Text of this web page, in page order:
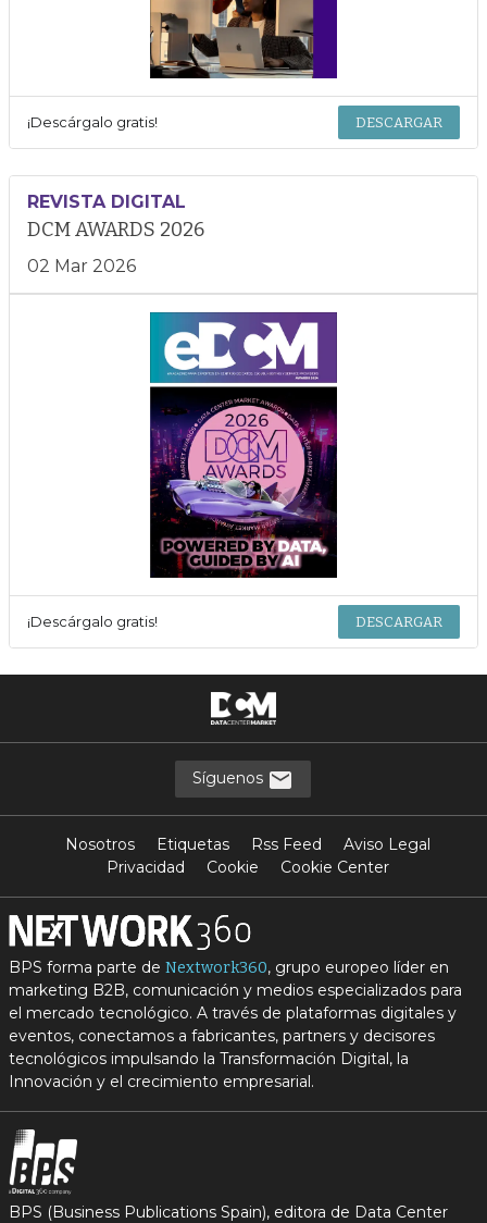
¡Descárgalo gratis! DESCARGAR
REVISTA DIGITAL
DCM AWARDS 2026
02 Mar 2026
¡Descárgalo gratis! DESCARGAR
Síguenos
Nosotros Etiquetas Rss Feed
Aviso Legal
Privacidad
Cookie Cookie Center
BPS forma parte de Nextwork360, grupo europeo líder en
marketing B2B, comunicación y medios especializados para
el mercado tecnológico. A través de plataformas digitales y
eventos, conectamos a fabricantes, partners y decisores
tecnológicos impulsando la Transformación Digital, la
Innovación y el crecimiento empresarial.
BPS (Business Publications Spain), editora de Data Center